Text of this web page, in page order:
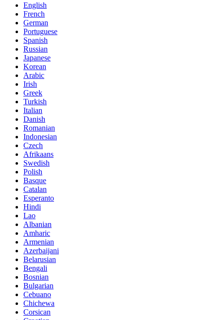
English
French
German
Portuguese
Spanish
Russian
Japanese
Korean
Arabic
Irish
Greek
Turkish
Italian
Danish
Romanian
Indonesian
Czech
Afrikaans
Swedish
Polish
Basque
Catalan
Esperanto
Hindi
Lao
Albanian
Amharic
Armenian
Azerbaijani
Belarusian
Bengali
Bosnian
Bulgarian
Cebuano
Chichewa
Corsican